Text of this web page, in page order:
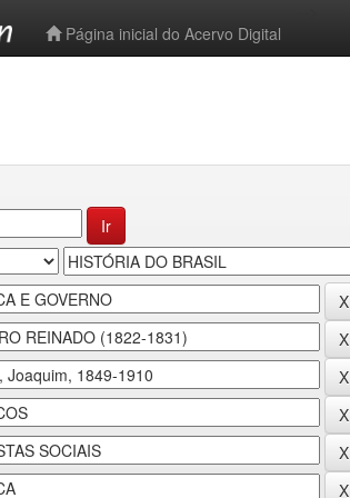
Página inicial do Acervo Digital